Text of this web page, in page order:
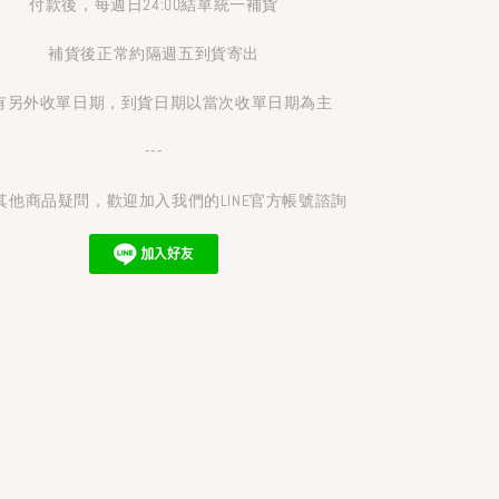
付款後，每週日24:00結單統一補貨
補貨後正常約隔週五到貨寄出
另外收單日期，到貨日期以當次收單日期為主
---
他商品疑問，歡迎加入我們的LINE官方帳號諮詢